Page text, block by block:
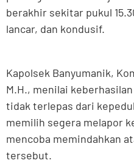
berakhir sekitar pukul
lancar, dan kondusif.
Kapolsek Banyumanik,
M.H., menilai
tidak terlepas dari
memilih segera melapor
mencoba memindahkan
tersebut.